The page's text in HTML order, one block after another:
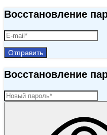
Восстановление
Отправить
Восстановление